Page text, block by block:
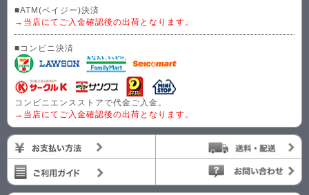
■ATM(ペイジー)決済
→当店にてご入金確認後の出荷となります。
■コンビニ決済
コンビニエンスストアで代金ご入金。
→当店にてご入金確認後の出荷となります。